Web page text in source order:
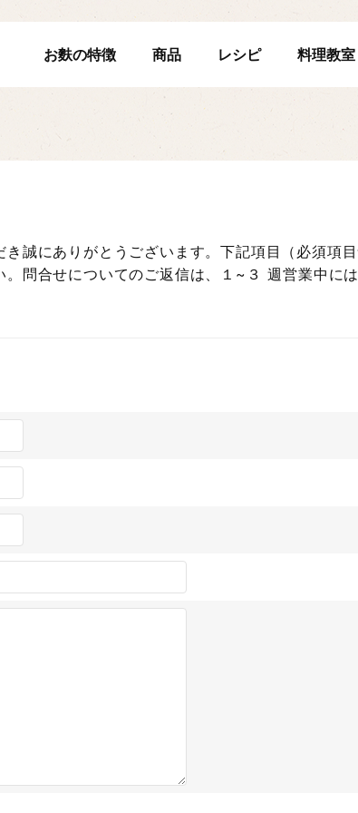
お麩の特徴 商品 レシピ 料理教室
誠にありがとうございます。下記項目（必須項
問合せについてのご返信は、１~３ 週営業中に